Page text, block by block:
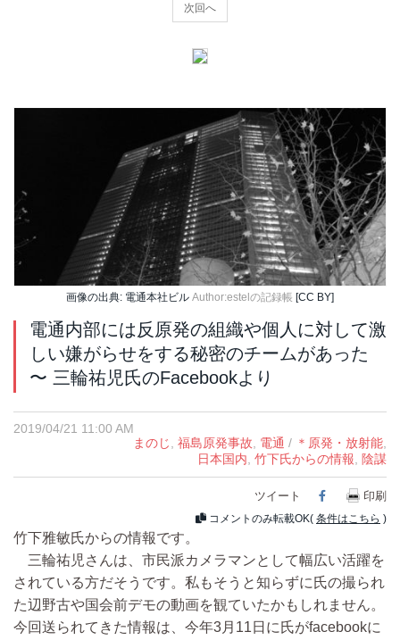
次回へ
画像の出典: 電通本社ビル Author:estelの記録帳 [CC BY]
電通内部には反原発の組織や個人に対して激
しい嫌がらせをする秘密のチームがあった
〜 三輪祐児氏のFacebookより
2019/04/21 11:00 AM
まのじ
福島原発事故 電通 / ＊原発・放射能
日本国内 竹下氏からの情報 陰謀
ツイート Facebook
印刷
コメントのみ転載OK( 条件はこちら )
竹下雅敏氏からの情報です。
三輪祐児さんは、市民派カメラマンとして幅広い活躍を
されている方だそうです。私もそうと知らずに氏の撮られ
た辺野古や国会前デモの動画を観ていたかもしれません。
今回送られてきた情報は、今年3月11日に氏がfacebookに